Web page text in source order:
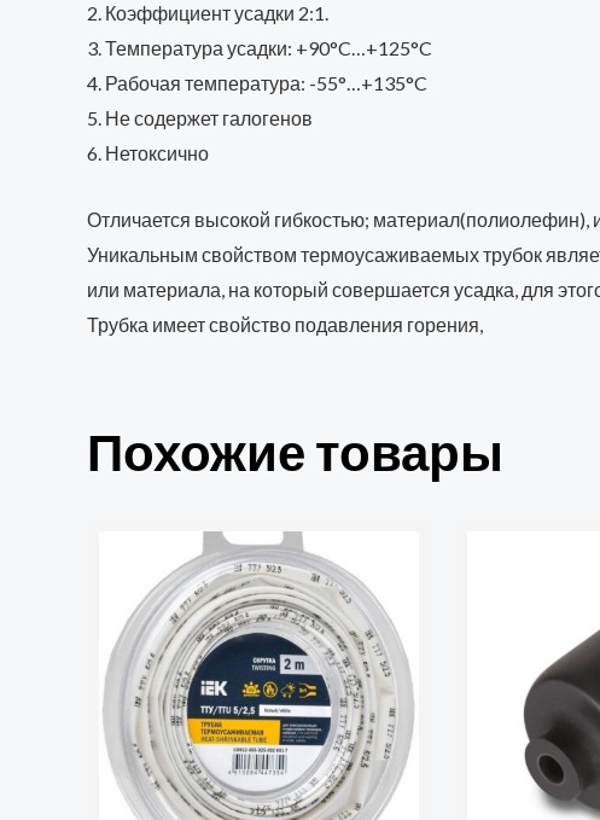
2. Коэффициент усадки 2:1.
3. Температура усадки: +90°C…+125°C
4. Рабочая температура: -55°…+135°C
5. Не содержет галогенов
6. Нетоксично
Отличается высокой гибкостью; материал(полиолефин),
Уникальным свойством термоусаживаемых трубок
или материала, на который совершается усадка, для
Трубка имеет свойство подавления горения,
Похожие товары